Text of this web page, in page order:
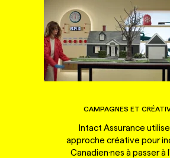
CAMPAGNES ET
Intact Assurance
approche créative pour
Canadien·nes à passer à